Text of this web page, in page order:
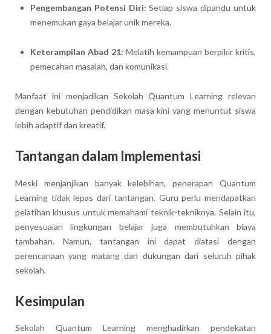
Pengembangan Potensi Diri: Setiap siswa dipandu untuk
menemukan gaya belajar unik mereka.
Keterampilan Abad 21: Melatih kemampuan berpikir kritis,
pemecahan masalah, dan komunikasi.
Manfaat ini menjadikan Sekolah Quantum Learning relevan
dengan kebutuhan pendidikan masa kini yang menuntut siswa
lebih adaptif dan kreatif.
Tantangan dalam Implementasi
Meski menjanjikan banyak kelebihan, penerapan Quantum
Learning tidak lepas dari tantangan. Guru perlu mendapatkan
pelatihan khusus untuk memahami teknik-tekniknya. Selain itu,
penyesuaian lingkungan belajar juga membutuhkan biaya
tambahan. Namun, tantangan ini dapat diatasi dengan
perencanaan yang matang dan dukungan dari seluruh pihak
sekolah.
Kesimpulan
Sekolah Quantum Learning menghadirkan pendekatan